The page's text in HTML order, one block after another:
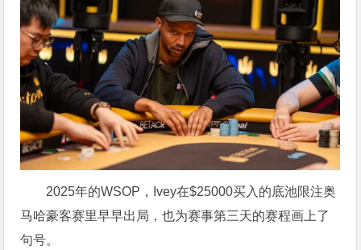
2025年的WSOP，Ivey在$25000买入的底池限注奥
马哈豪客赛里早早出局，也为赛事第三天的赛程画上了
句号。